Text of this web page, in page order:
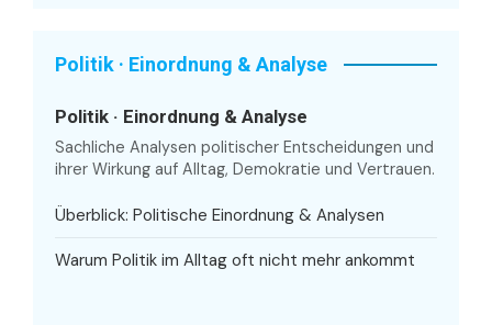
Politik · Einordnung & Analyse
Politik · Einordnung & Analyse
Sachliche Analysen politischer Entscheidungen und
ihrer Wirkung auf Alltag, Demokratie und Vertrauen.
Überblick: Politische Einordnung & Analysen
Warum Politik im Alltag oft nicht mehr ankommt